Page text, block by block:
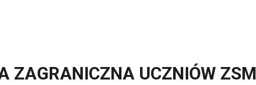
ZAGRANICZNA UCZNIÓW ZSM